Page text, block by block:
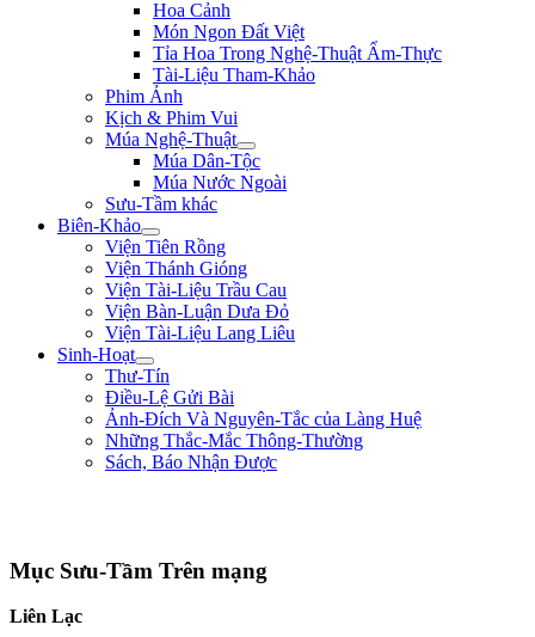
Hoa Cảnh
Món Ngon Đất Việt
Tỉa Hoa Trong Nghệ-Thuật Ẩm-Thực
Tài-Liệu Tham-Khảo
Phim Ảnh
Kịch & Phim Vui
Múa Nghệ-Thuật
Múa Dân-Tộc
Múa Nước Ngoài
Sưu-Tầm khác
Biên-Khảo
Viện Tiên Rồng
Viện Thánh Gióng
Viện Tài-Liệu Trầu Cau
Viện Bàn-Luận Dưa Đỏ
Viện Tài-Liệu Lang Liêu
Sinh-Hoạt
Thư-Tín
Điều-Lệ Gửi Bài
Ảnh-Đích Và Nguyên-Tắc của Làng Huệ
Những Thắc-Mắc Thông-Thường
Sách, Báo Nhận Được
Mục Sưu-Tầm Trên mạng
Liên Lạc